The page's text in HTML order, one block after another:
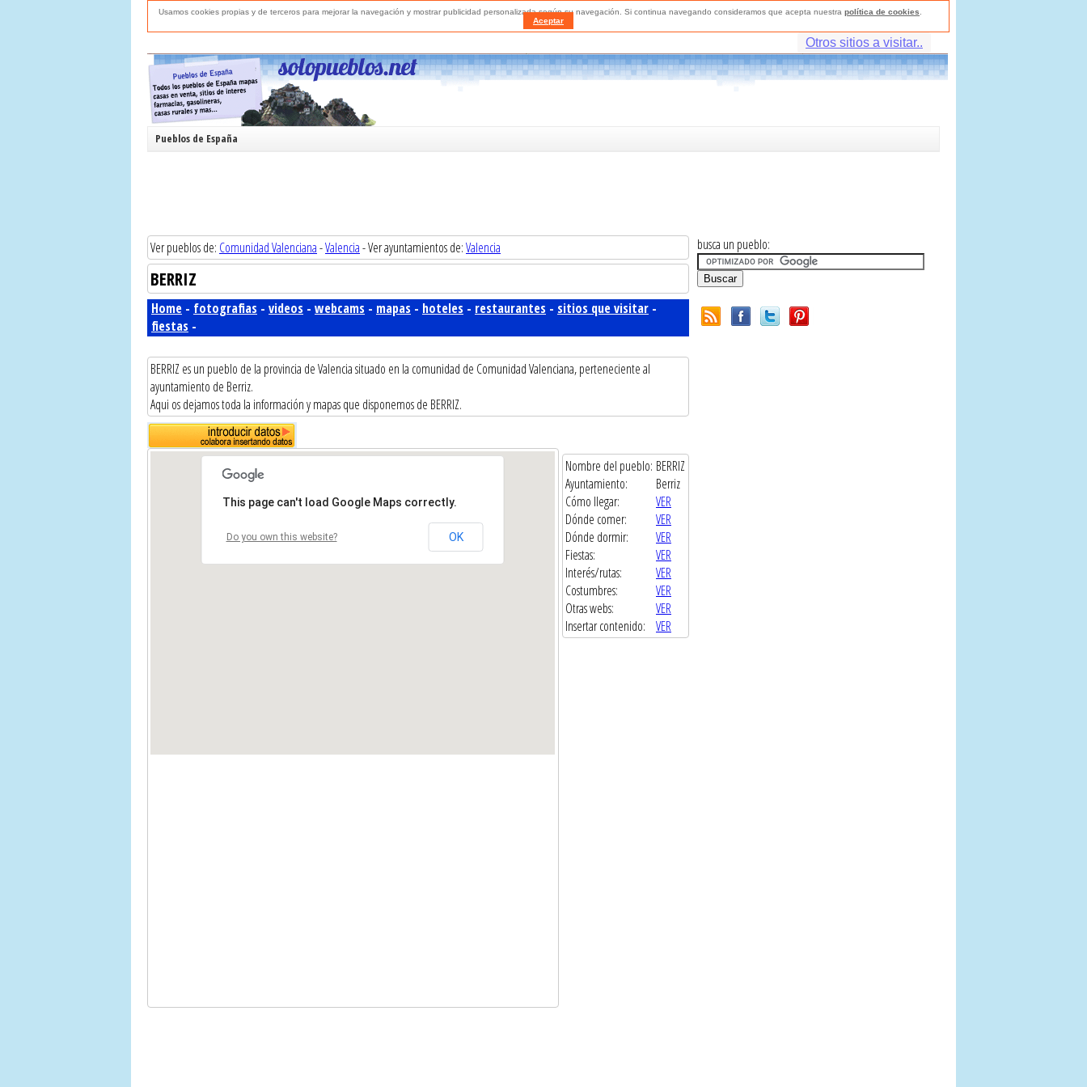
Usamos cookies propias y de terceros para mejorar la navegación y mostrar publicidad personalizada según su navegación. Si continua navegando consideramos que acepta nuestra política de cookies
Aceptar
Otros sitios a visitar..
Pueblos de España
Ver pueblos de: Comunidad Valenciana-Valencia- Ver ayuntamientos de:Valencia
BERRIZ
Home - fotografias - videos - webcams - mapas - hoteles - restaurantes - sitios que visitar -
fiestas -
BERRIZ es un pueblo de la provincia de Valencia situado en la comunidad de Comunidad Valenciana, perteneciente al
ayuntamiento de Berriz.
Aqui os dejamos toda la información y mapas que disponemos de BERRIZ.
This page can't load Google Maps correctly.
Do you own this website? OK
Nombre del pueblo: BERRIZ
Ayuntamiento:
Berriz
Cómo llegar:
VER
Dónde comer:
VER
Dónde dormir:
VER
Fiestas:
VER
Interés/rutas:
VER
Costumbres:
VER
Otras webs:
VER
Insertar contenido:
VER
busca un pueblo: